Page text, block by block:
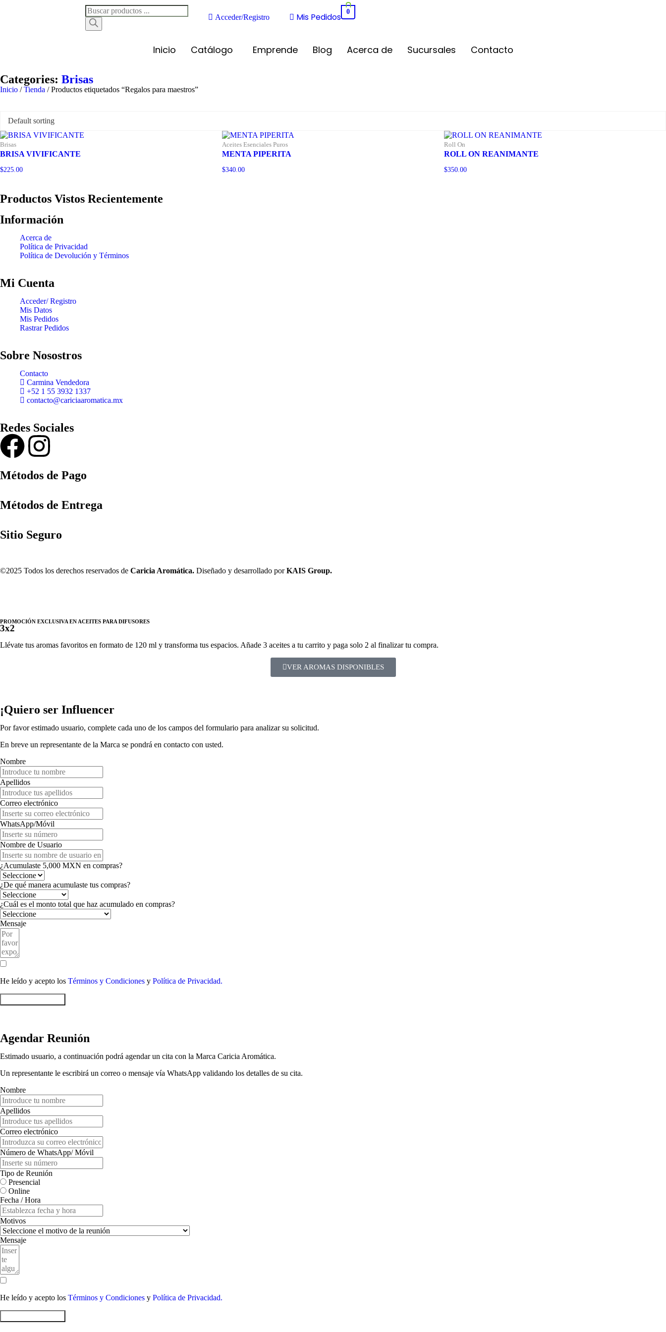
Acceder/Registro Mis Pedidos 0
Inicio Catálogo Emprende Blog Acerca de Sucursales Contacto
Categories: Brisas
Inicio /Tienda / Productos etiquetados “Regalos para maestros”
Brisas
BRISA VIVIFICANTE
$225.00
Aceites Esenciales Puros
MENTA PIPERITA
$340.00
Roll On
ROLL ON REANIMANTE
$350.00
Productos Vistos Recientemente
Información
Acerca de
Política de Privacidad
Política de Devolución y Términos
Mi Cuenta
Acceder/ Registro
Mis Datos
Mis Pedidos
Rastrar Pedidos
Sobre Nosostros
Contacto
Carmina Vendedora
+52 1 55 3932 1337
contacto@cariciaaromatica.mx
Redes Sociales
Métodos de Pago
Métodos de Entrega
Sitio Seguro
©2025 Todos los derechos reservados de Caricia Aromática. Diseñado y desarrollado porKAIS Group.
PROMOCIÓN EXCLUSIVA EN ACEITES PARA DIFUSORES
3x2
Llévate tus aromas favoritos en formato de 120 ml y transforma tus espacios. Añade 3 aceites a tu carrito y paga solo 2 al finalizar tu compra.
VER AROMAS DISPONIBLES
¡Quiero ser Influencer
Por favor estimado usuario, complete cada uno de los campos del formulario para analizar su solicitud.
En breve un representante de la Marca se pondrá en contacto con usted.
Nombre
Apellidos
Correo electrónico
WhatsApp/Móvil
Nombre de Usuario
¿Acumulaste 5,000 MXN en compras?
¿De qué manera acumulaste tus compras?
¿Cuál es el monto total que haz acumulado en compras?
Mensaje
He leído y acepto los Términos y Condiciones y Política de Privacidad.
Agendar Reunión
Estimado usuario, a continuación podrá agendar un cita con la Marca Caricia Aromática.
Un representante le escribirá un correo o mensaje vía WhatsApp validando los detalles de su cita.
Nombre
Apellidos
Correo electrónico
Número de WhatsApp/ Móvil
Tipo de Reunión
Presencial
Online
Fecha / Hora
Motivos
Mensaje
He leído y acepto los Términos y Condiciones y Política de Privacidad.